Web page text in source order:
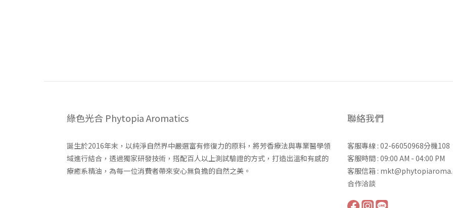
綠色光合 Phytopia Aromatics
誕生於2016年末，以純淨自然界中嚴選富有修復力的原料，將芳香療法與專業醫學領
域進行結合，透過獨家研發技術，搭配百人以上測試驗證的方式，打造出溫和有感的
療癒系精油，為每一位消費者帶來安心無負擔的自然之美。
聯絡我們
客服專線 : 02-66050968分機108
客服時間 : 09:00 AM - 04:00 PM
客服信箱 :
合作洽談